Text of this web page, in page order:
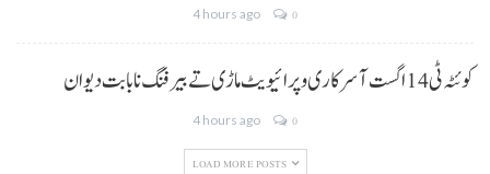
4 hours ago 0
کوئٹہ ٹی 14 اگست آ سرکاری و پرائیویٹ ماڑی تے بیرفنگ نا بابت دیوان
4 hours ago 0
LOAD MORE POSTS